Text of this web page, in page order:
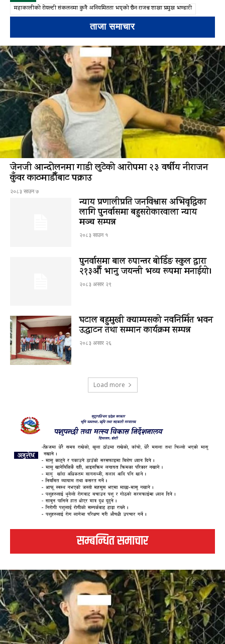
महाकालीको रोयल्टी संकलनमा कुनै अनियमितता भएको छैनःराजश्व शाखा प्रमुख भण्डारी
ताजा समाचार
जेनजी आन्दोलनमा गाडी लुटेको आरोपमा २३ वर्षीय नीराजन
कुँवर काठमाडौँबाट पक्राउ
२०८३ साउन ७
न्याय प्रणालीप्रति जनविश्वास अभिवृद्धिका
लागि पुनर्वासमा बहुसरोकारवाला न्याय
मञ्च सम्पन्न
२०८३ साउन १
पुनर्वासमा बाल रुपान्तर बोर्डिङ स्कुल द्धारा
२१३औँ भानु जयन्ती भव्य रूपमा मनाईयो।
२०८३ असार २९
घटाल बहुमुखी क्याम्पसको नवनिर्मित भवन
उद्घाटन तथा सम्मान कार्यक्रम सम्पन्न
२०८३ असार २६
Load more
सम्बन्धित समाचार